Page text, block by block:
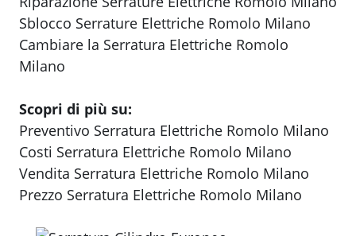
Sblocco Serrature Elettriche Romolo Milano
Cambiare la Serratura Elettriche Romolo
Milano
Scopri di più su:
Preventivo Serratura Elettriche Romolo Milano
Costi Serratura Elettriche Romolo Milano
Vendita Serratura Elettriche Romolo Milano
Prezzo Serratura Elettriche Romolo Milano